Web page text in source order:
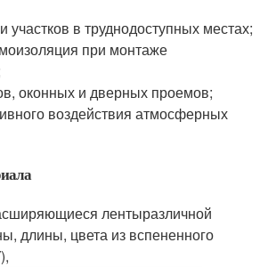
участков в труднодоступных местах;
при монтаже
оконных и дверных проемов;
воздействия атмосферных
лентыразличной
длины, цвета из вспененного